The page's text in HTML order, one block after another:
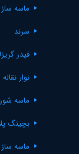
ماسه
سرند
فیدر
نوار نقاله
ماسه شور
بچینگ
ماسه